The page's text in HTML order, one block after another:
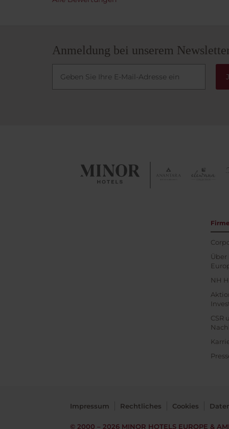
Anmeldung bei unserem
Über
NH
CSR
Impressum Rechtliches Cookies
© 2000 – 2026 MINOR HOTELS EUROPE &